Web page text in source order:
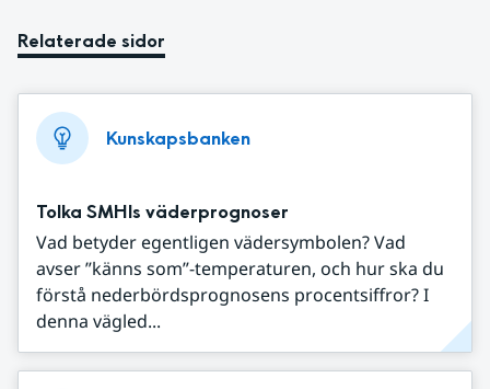
Relaterade sidor
Kunskapsbanken
Tolka SMHIs väderprognoser
Vad betyder egentligen vädersymbolen? Vad
avser ”känns som”-temperaturen, och hur ska du
förstå nederbördsprognosens procentsiffror? I
denna vägled...